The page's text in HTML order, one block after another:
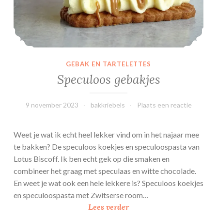
e
r
r
m
GEBAK EN TARTELETTES
Speculoos gebakjes
9 november 2023 bakkriebels Plaats een reactie
Weet je wat ik echt heel lekker vind om in het najaar mee
te bakken? De speculoos koekjes en speculoospasta van
Lotus Biscoff. Ik ben echt gek op die smaken en
combineer het graag met speculaas en witte chocolade.
En weet je wat ook een hele lekkere is? Speculoos koekjes
en speculoospasta met Zwitserse room…
Lees verderS